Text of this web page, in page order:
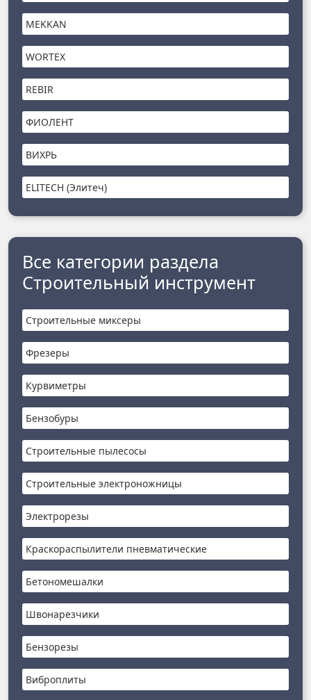
MEKKAN
WORTEX
REBIR
ФИОЛЕНТ
ВИХРЬ
ELITECH (Элитеч)
Все категории раздела
Строительный инструмент
Строительные миксеры
Фрезеры
Курвиметры
Бензобуры
Строительные пылесосы
Строительные электроножницы
Электрорезы
Краскораспылители пневматические
Бетономешалки
Швонарезчики
Бензорезы
Виброплиты